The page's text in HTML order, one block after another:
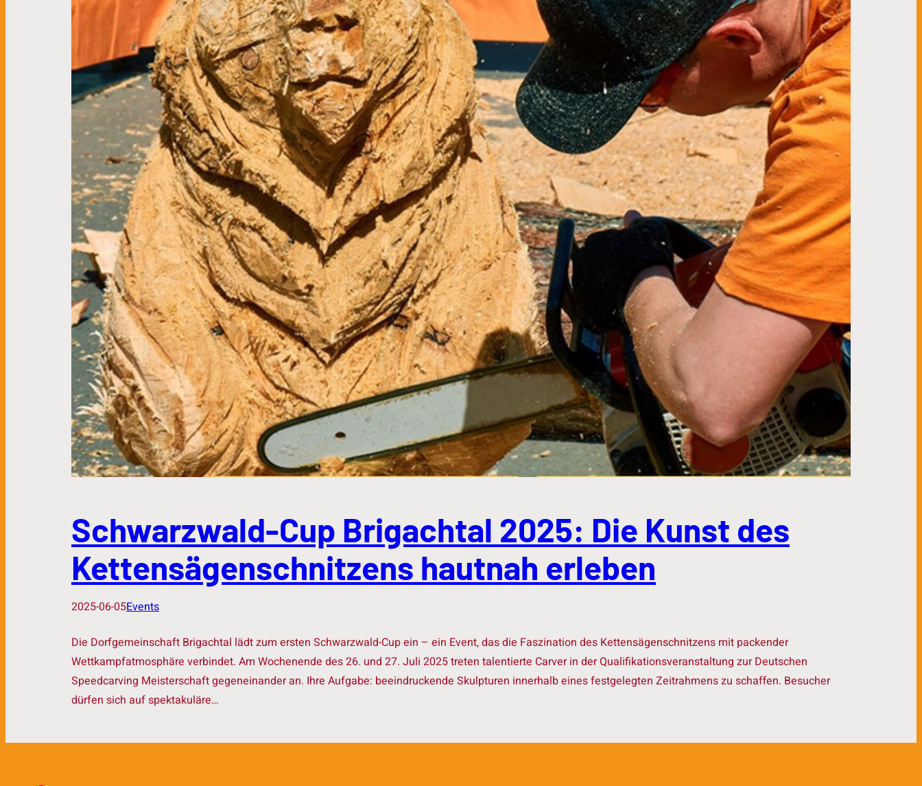
Schwarzwald-Cup Brigachtal 2025: Die Kunst des
Kettensägenschnitzens hautnah erleben
2025-06-05Events
Die Dorfgemeinschaft Brigachtal lädt zum ersten Schwarzwald-Cup ein – ein Event, das die Faszination des Kettensägenschnitzens mit packender
Wettkampfatmosphäre verbindet. Am Wochenende des 26. und 27. Juli 2025 treten talentierte Carver in der Qualifikationsveranstaltung zur Deutschen
Speedcarving Meisterschaft gegeneinander an. Ihre Aufgabe: beeindruckende Skulpturen innerhalb eines festgelegten Zeitrahmens zu schaffen. Besucher
dürfen sich auf spektakuläre…